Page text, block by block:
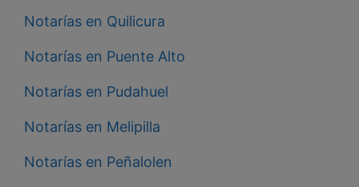
Notarías en Quilicura
Notarías en Puente Alto
Notarías en Pudahuel
Notarías en Melipilla
Notarías en Peñalolen